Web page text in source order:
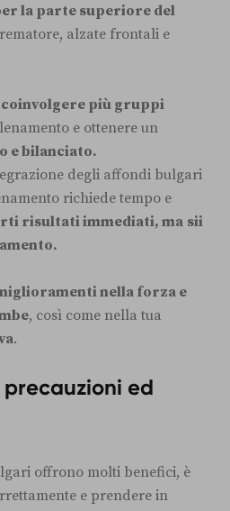
la parte superiore del
alzate frontali e
coinvolgere più gruppi
e ottenere un
e bilanciato.
degli affondi bulgari
richiede tempo e
risultati immediati, ma sii
nella forza e
, così come nella tua
.
ed
offrono molti benefici, è
e prendere in